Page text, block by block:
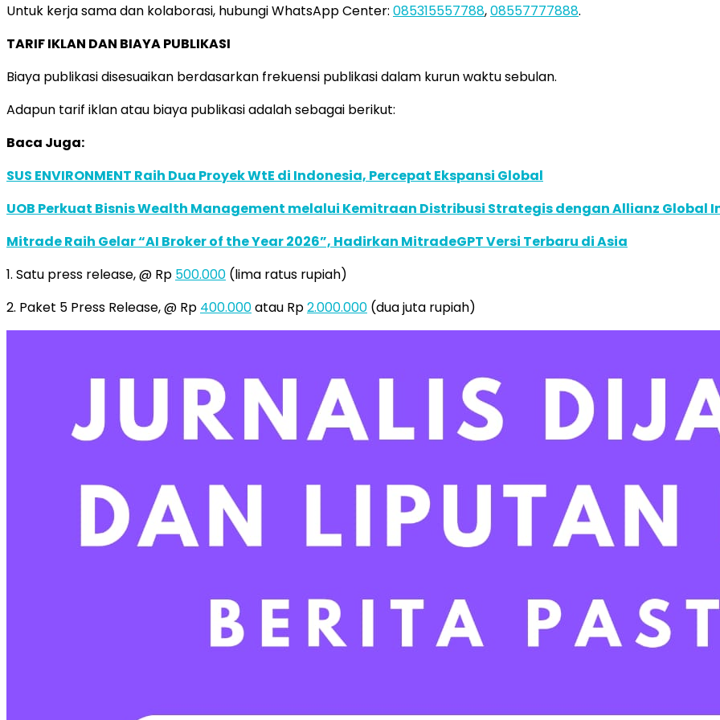
Untuk kerja sama dan kolaborasi, hubungi WhatsApp Center: 085315557788,08557777888.
TARIF IKLAN DAN BIAYA PUBLIKASI
Biaya publikasi disesuaikan berdasarkan frekuensi publikasi dalam kurun waktu sebulan.
Adapun tarif iklan atau biaya publikasi adalah sebagai berikut:
Baca Juga:
SUS ENVIRONMENT Raih Dua Proyek WtE di Indonesia, Percepat Ekspansi Global
UOB Perkuat Bisnis Wealth Management melalui Kemitraan Distribusi Strategis dengan Allianz Global
Mitrade Raih Gelar “AI Broker of the Year 2026”, Hadirkan MitradeGPT Versi Terbaru di Asia
1. Satu press release, @ Rp 500.000 (lima ratus rupiah)
2. Paket 5 Press Release, @ Rp 400.000atau Rp2.000.000 (dua juta rupiah)